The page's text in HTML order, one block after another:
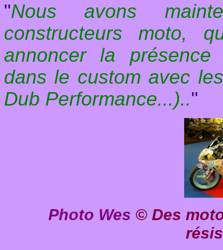
"Nous avons
constructeurs moto,
annoncer la présence
dans le custom avec
Dub Performance...).."
Photo Wes © Des